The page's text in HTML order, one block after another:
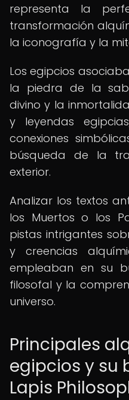
representa la
transformación
la iconografía y la
Los egipcios
la piedra de la
divino y la
y leyendas
conexiones
búsqueda de la
exterior.
Analizar los textos
los Muertos o los
pistas intrigantes
y creencias
empleaban en su
filosofal y la
universo.
Principales
egipcios y su
Lapis